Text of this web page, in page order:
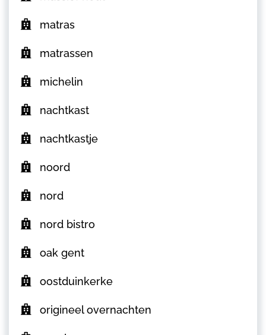
matras
matrassen
michelin
nachtkast
nachtkastje
noord
nord
nord bistro
oak gent
oostduinkerke
origineel overnachten